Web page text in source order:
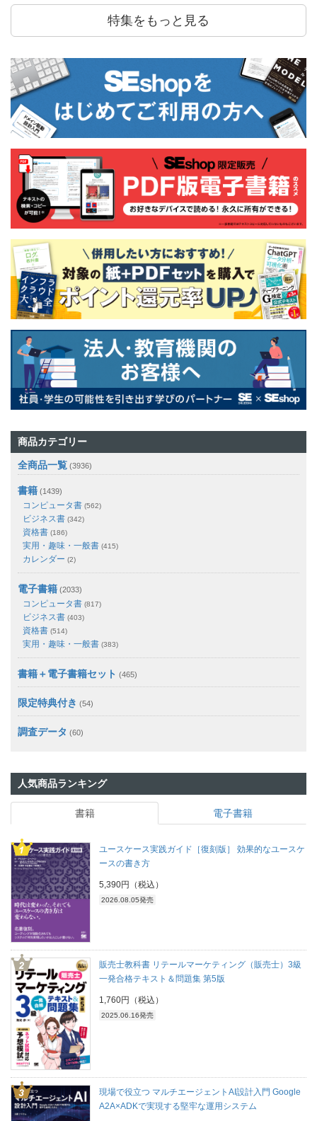
特集をもっと見る
商品カテゴリー
全商品一覧 (3936)
書籍 (1439)
コンピュータ書 (562)
ビジネス書 (342)
資格書 (186)
実用・趣味・一般書 (415)
カレンダー (2)
電子書籍 (2033)
コンピュータ書 (817)
ビジネス書 (403)
資格書 (514)
実用・趣味・一般書 (383)
書籍＋電子書籍セット (465)
限定特典付き (54)
調査データ (60)
人気商品ランキング
書籍 電子書籍
ユースケース実践ガイド［復刻版］ 効果的なユースケ
ースの書き方
5,390円（税込）
2026.08.05発売
販売士教科書 リテールマーケティング（販売士）3級
一発合格テキスト＆問題集 第5版
1,760円（税込）
2025.06.16発売
現場で役立つ マルチエージェントAI設計入門 Google
A2A×ADKで実現する堅牢な運用システム